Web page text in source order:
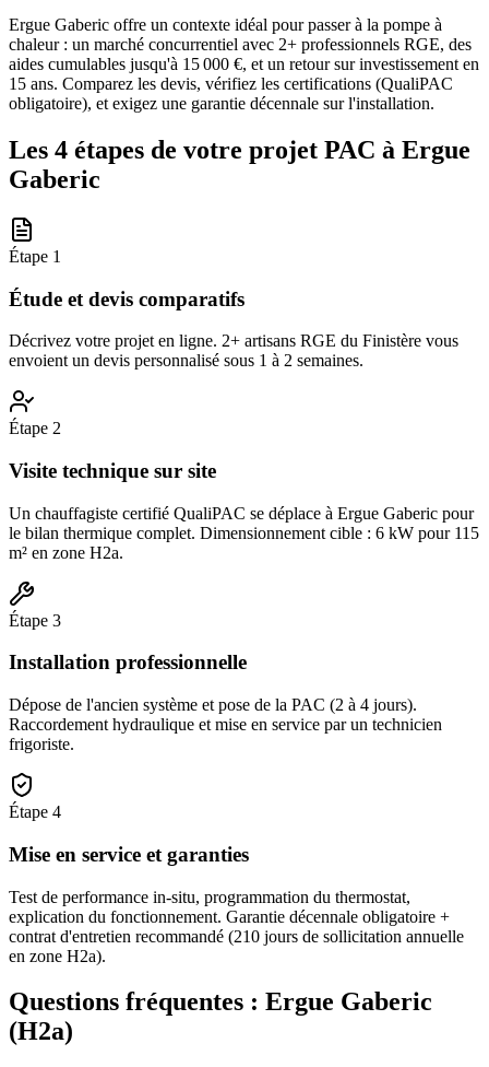
Ergue Gaberic offre un contexte idéal pour passer à la pompe à
chaleur : un marché concurrentiel avec 2+ professionnels RGE, des
aides cumulables jusqu'à 15 000 €, et un retour sur investissement en
15 ans. Comparez les devis, vérifiez les certifications (QualiPAC
obligatoire), et exigez une garantie décennale sur l'installation.
Les 4 étapes de votre projet PAC à Ergue
Gaberic
Étape 1
Étude et devis comparatifs
Décrivez votre projet en ligne. 2+ artisans RGE du Finistère vous
envoient un devis personnalisé sous 1 à 2 semaines.
Étape 2
Visite technique sur site
Un chauffagiste certifié QualiPAC se déplace à Ergue Gaberic pour
le bilan thermique complet. Dimensionnement cible : 6 kW pour 115
m² en zone H2a.
Étape 3
Installation professionnelle
Dépose de l'ancien système et pose de la PAC (2 à 4 jours).
Raccordement hydraulique et mise en service par un technicien
frigoriste.
Étape 4
Mise en service et garanties
Test de performance in-situ, programmation du thermostat,
explication du fonctionnement. Garantie décennale obligatoire +
contrat d'entretien recommandé (210 jours de sollicitation annuelle
en zone H2a).
Questions fréquentes : Ergue Gaberic
(H2a)